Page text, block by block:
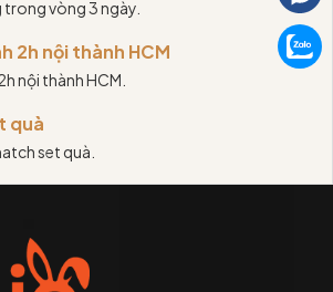
vòng 3 ngày.
2h nội thành HCM
nội thành HCM.
quà
set quà.